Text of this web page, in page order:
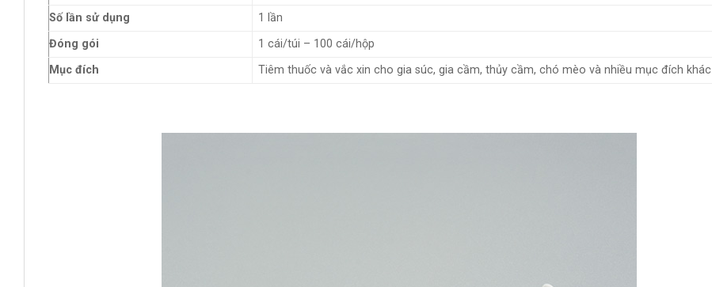
Số lần sử dụng
1 lần
Đóng gói
1 cái/túi – 100 cái/hộp
Mục đích
Tiêm thuốc và vắc xin cho gia súc, gia cầm, thủy cầm, chó mèo và nhiều mục đích khác